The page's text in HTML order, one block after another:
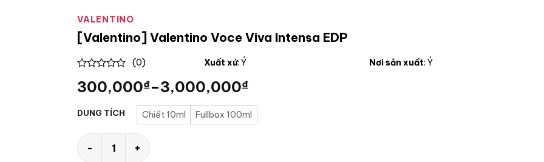
VALENTINO
[Valentino] Valentino Voce Viva Intensa EDP
out
(0) Xuất xứ: Ý Nơi sản xuất: Ý
300,000₫–3,000,000₫
DUNG TÍCH Chiết 10ml Fullbox 100ml
[Valentino] Valentino Voce Viva Intensa EDP số lượng